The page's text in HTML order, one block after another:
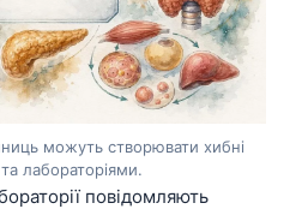
можуть створювати хибні
лабораторіями.
повідомляють